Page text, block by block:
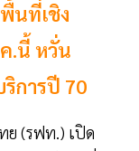
นที่เชิง
.นี้ หวั่น
การปี 70
ย (รฟท.) เปิด